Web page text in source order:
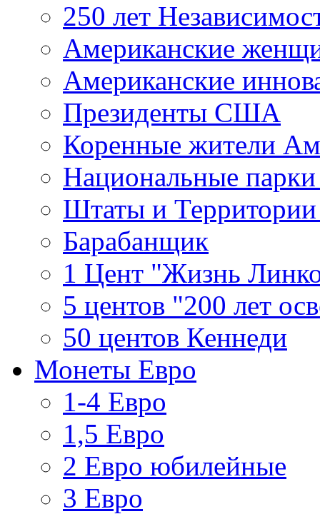
250 лет
Американские
Американские
Президенты США
Коренные жители
Национальные
Штаты и
Барабанщик
1 Цент "Жизнь
5 центов "200 лет
50 центов Кеннеди
Монеты Евро
1-4 Евро
1,5 Евро
2 Евро юбилейные
3 Евро